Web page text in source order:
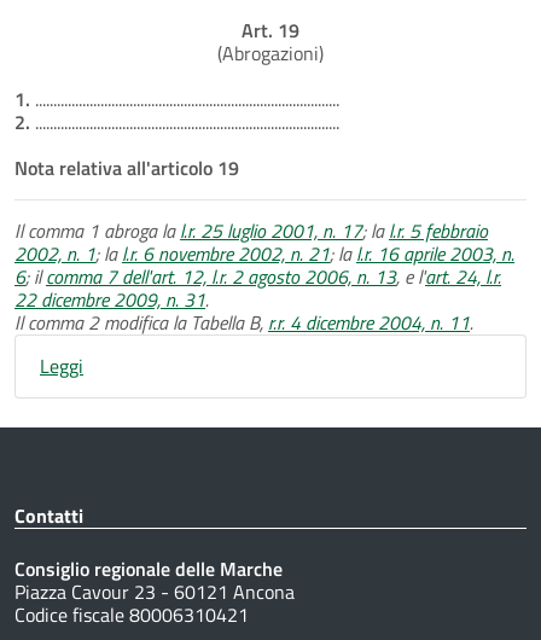
Art. 19
(Abrogazioni)
1. ....................................................................................
2. ....................................................................................
Nota relativa all'articolo 19
Il comma 1 abroga lal.r. 25 luglio 2001, n. 17; lal.r. 5 febbraio
2002, n. 1; lal.r. 6 novembre 2002, n. 21; lal.r. 16 aprile 2003, n.
6; ilcomma 7 dell'art. 12, l.r. 2 agosto 2006, n. 13, e l'art. 24, l.r.
22 dicembre 2009, n. 31.
Il comma 2 modifica la Tabella B, r.r. 4 dicembre 2004, n. 11.
Leggi
Contatti
Consiglio regionale delle Marche
Piazza Cavour 23 - 60121 Ancona
Codice fiscale 80006310421